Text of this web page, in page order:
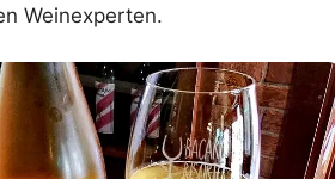
Weinexperten.